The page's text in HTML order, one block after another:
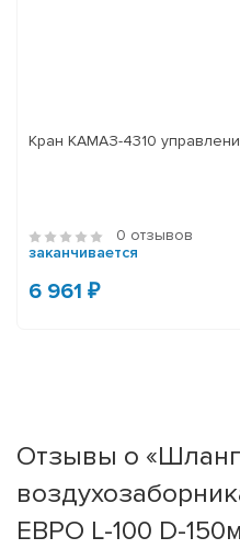
Кран КАМАЗ-4310
0 отзывов
заканчивается
6 961 ₽
Отзывы о
ЕВРО L-100 D-